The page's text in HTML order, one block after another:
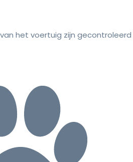
het voertuig zijn gecontroleerd